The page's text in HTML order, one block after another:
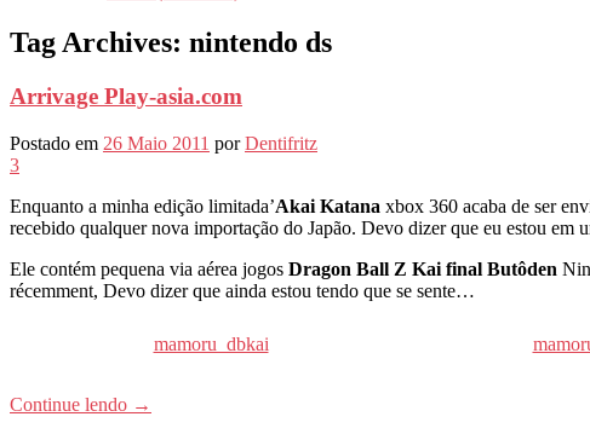
Tag Archives: nintendo ds
Arrivage Play-asia.com
Postado em 26 Maio 2011 porDentifritz
3
Enquanto a minha edição limitada’Akai Katana xbox 360 acaba de ser
recebido qualquer nova importação do Japão. Devo dizer que eu estou
Ele contém pequena via aérea jogos Dragon Ball Z Kai final Butôden
récemment, Devo dizer que ainda estou tendo que se sente…
mamoru_dbkai
Continue lendo →